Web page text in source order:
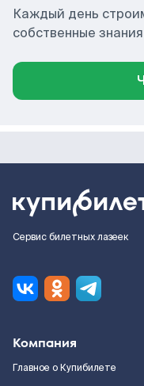
Каждый день
собственные
Сервис билетных лазеек
Компания
Главное о Купибилете